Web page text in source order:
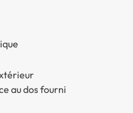
au dos fourni